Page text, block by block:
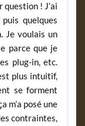
question ! J’ai
quelques
Je voulais un
parce que je
plug-in, etc.
plus intuitif,
se forment
m’a posé une
contraintes,